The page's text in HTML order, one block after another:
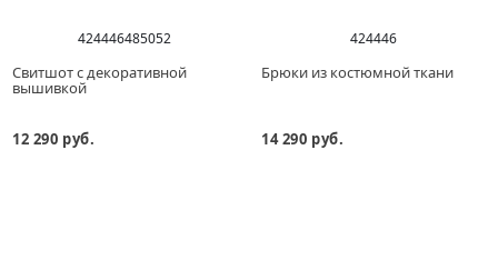
424446485052
Свитшот с декоративной
вышивкой
12 290 руб.
424446
Брюки из костюмной ткани
14 290 руб.